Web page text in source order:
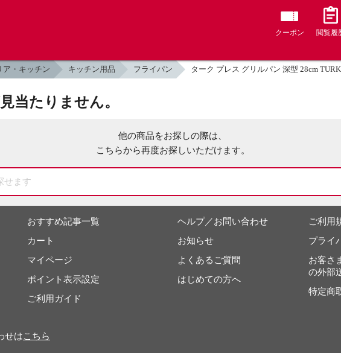
クーポン 閲覧履
ア・キッチン キッチン用品 フライパン ターク プレス グリルパン 深型 28cm
当たりません。
他の商品をお探しの際は、
こちらから再度お探しいただけます。
おすすめ記事一覧
カート
マイページ
ポイント表示設定
ご利用ガイド
ヘルプ／お問い合わせ
お知らせ
よくあるご質問
はじめての方へ
ご利用
プライ
お客さ
の外部
特定商
せはこちら